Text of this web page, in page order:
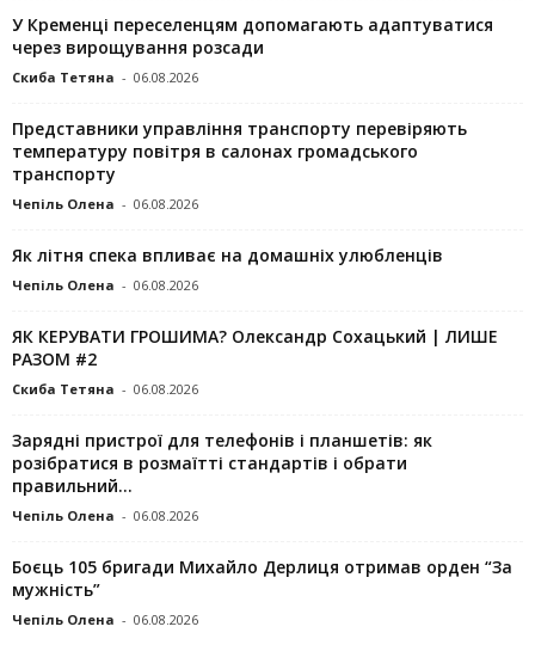
У Кременці переселенцям допомагають адаптуватися
через вирощування розсади
Скиба Тетяна - 06.08.2026
Представники управління транспорту перевіряють
температуру повітря в салонах громадського
транспорту
Чепіль Олена - 06.08.2026
Як літня спека впливає на домашніх улюбленців
Чепіль Олена - 06.08.2026
ЯК КЕРУВАТИ ГРОШИМА? Олександр Сохацький | ЛИШЕ
РАЗОМ #2
Скиба Тетяна - 06.08.2026
Зарядні пристрої для телефонів і планшетів: як
розібратися в розмаїтті стандартів і обрати
правильний...
Чепіль Олена - 06.08.2026
Боєць 105 бригади Михайло Дерлиця отримав орден “За
мужність”
Чепіль Олена - 06.08.2026